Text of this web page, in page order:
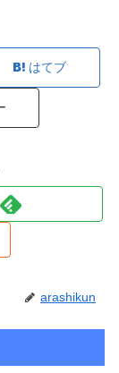
はてブ
arashikun